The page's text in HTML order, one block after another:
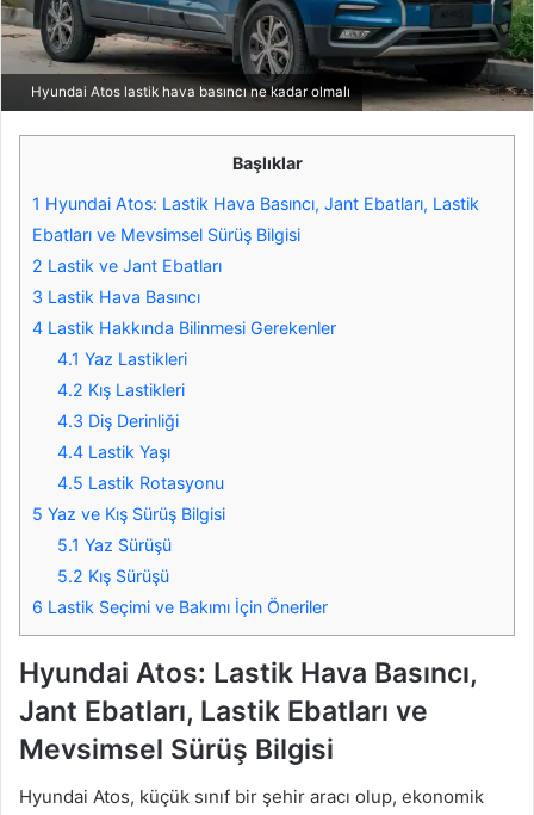
Hyundai Atos lastik hava basıncı ne kadar olmalı
Başlıklar
1 Hyundai Atos: Lastik Hava Basıncı, Jant Ebatları, Lastik
Ebatları ve Mevsimsel Sürüş Bilgisi
2 Lastik ve Jant Ebatları
3 Lastik Hava Basıncı
4 Lastik Hakkında Bilinmesi Gerekenler
4.1 Yaz Lastikleri
4.2 Kış Lastikleri
4.3 Diş Derinliği
4.4 Lastik Yaşı
4.5 Lastik Rotasyonu
5 Yaz ve Kış Sürüş Bilgisi
5.1 Yaz Sürüşü
5.2 Kış Sürüşü
6 Lastik Seçimi ve Bakımı İçin Öneriler
Hyundai Atos: Lastik Hava Basıncı,
Jant Ebatları, Lastik Ebatları ve
Mevsimsel Sürüş Bilgisi
Hyundai Atos, küçük sınıf bir şehir aracı olup, ekonomik